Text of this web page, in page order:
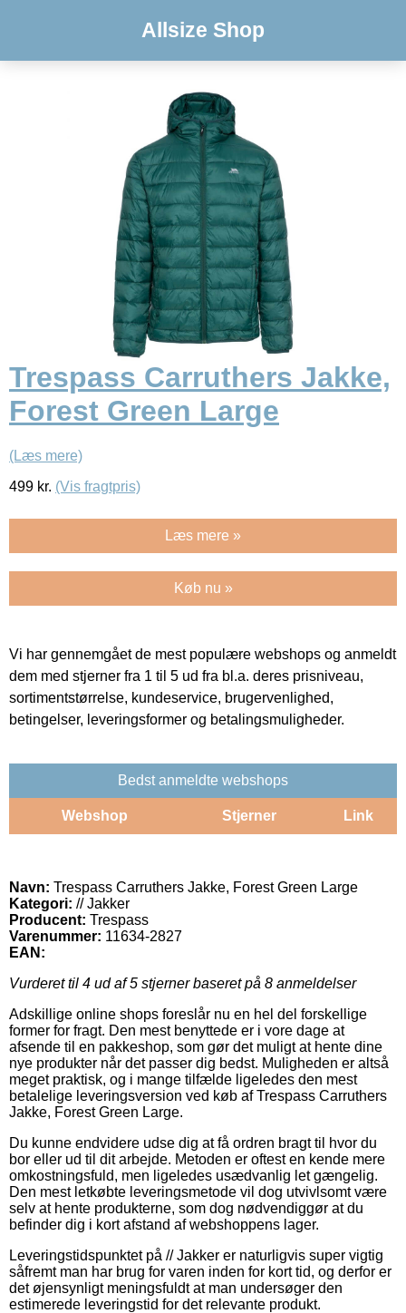
Allsize Shop
Trespass Carruthers Jakke,
Forest Green Large
(Læs mere)
499 kr. (Vis fragtpris)
Læs mere »
Køb nu »
Vi har gennemgået de mest populære webshops og anmeldt
dem med stjerner fra 1 til 5 ud fra bl.a. deres prisniveau,
sortimentstørrelse, kundeservice, brugervenlighed,
betingelser, leveringsformer og betalingsmuligheder.
Bedst anmeldte webshops
Webshop Stjerner Link
Navn: Trespass Carruthers Jakke, Forest Green Large
Kategori: // Jakker
Producent: Trespass
Varenummer: 11634-2827
EAN:
Vurderet til 4 ud af 5 stjerner baseret på 8 anmeldelser
Adskillige online shops foreslår nu en hel del forskellige
former for fragt. Den mest benyttede er i vore dage at
afsende til en pakkeshop, som gør det muligt at hente dine
nye produkter når det passer dig bedst. Muligheden er altså
meget praktisk, og i mange tilfælde ligeledes den mest
betalelige leveringsversion ved køb af Trespass Carruthers
Jakke, Forest Green Large.
Du kunne endvidere udse dig at få ordren bragt til hvor du
bor eller ud til dit arbejde. Metoden er oftest en kende mere
omkostningsfuld, men ligeledes usædvanlig let gængelig.
Den mest letkøbte leveringsmetode vil dog utvivlsomt være
selv at hente produkterne, som dog nødvendiggør at du
befinder dig i kort afstand af webshoppens lager.
Leveringstidspunktet på // Jakker er naturligvis super vigtig
såfremt man har brug for varen inden for kort tid, og derfor er
det øjensynligt meningsfuldt at man undersøger den
estimerede leveringstid for det relevante produkt.